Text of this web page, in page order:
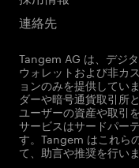
連絡先
Tangem AG は、デジ
ウォレットおよび非カ
ョンのみを提供してい
ダーや暗号通貨取引所
ユーザーの資産や取引
サービスはサードパー
す。Tangem はこれら
て、助言や推奨を行いま